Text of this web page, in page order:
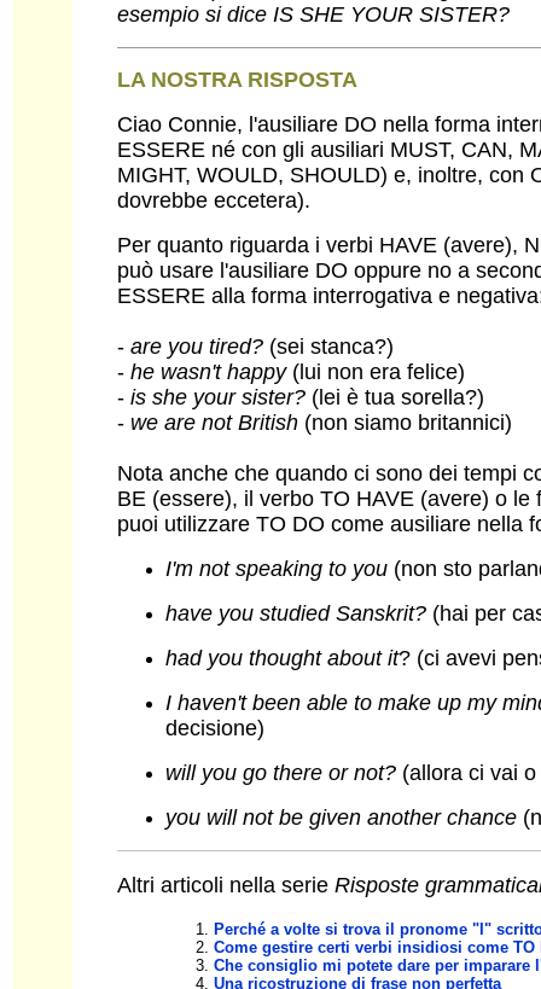
esempio si dice IS SHE YOUR SISTER?
LA NOSTRA RISPOSTA
Ciao Connie, l'ausiliare DO nella forma
ESSERE né con gli ausiliari MUST, CAN,
MIGHT, WOULD, SHOULD) e, inoltre, con
dovrebbe eccetera).
Per quanto riguarda i verbi HAVE (avere),
può usare l'ausiliare DO oppure no a
ESSERE alla forma interrogativa e
- are you tired? (sei stanca?)
- he wasn't happy(lui non era felice)
- is she your sister? (lei è tua sorella?)
- we are not British (non siamo britannici)
Nota anche che quando ci sono dei tempi
BE (essere), il verbo TO HAVE (avere) o
puoi utilizzare TO DO come ausiliare nella
I'm not speaking to you (non sto
have you studied Sanskrit? (hai per
had you thought about it? (ci avevi
I haven't been able to make up my
decisione)
will you go there or not? (allora ci vai
you will not be given another chance
Altri articoli nella serie Risposte
Perché a volte si trova il pronome "I"
Come gestire certi verbi insidiosi come TO
Che consiglio mi potete dare per imparare
Una ricostruzione di frase non perfetta